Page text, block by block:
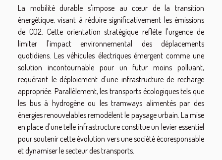
La mobilité durable s'impose au cœur de la transition
énergétique, visant à réduire significativement les émissions
de CO2. Cette orientation stratégique reflète l'urgence de
limiter l'impact environnemental des déplacements
quotidiens. Les véhicules électriques émergent comme une
solution incontournable pour un futur moins polluant,
requérant le déploiement d'une infrastructure de recharge
appropriée. Parallèlement, les transports écologiques tels que
les bus à hydrogène ou les tramways alimentés par des
énergies renouvelables remodèlent le paysage urbain. La mise
en place d'une telle infrastructure constitue un levier essentiel
pour soutenir cette évolution vers une société écoresponsable
et dynamiser le secteur des transports.